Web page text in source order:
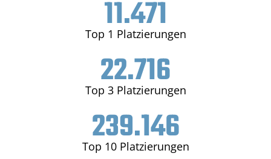
Top 1 Platzierungen
11.471
Top 3 Platzierungen
22.716
Top 10 Platzierungen
239.146